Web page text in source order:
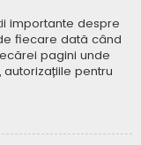
importante despre
fiecare dată când
pagini unde
pentru